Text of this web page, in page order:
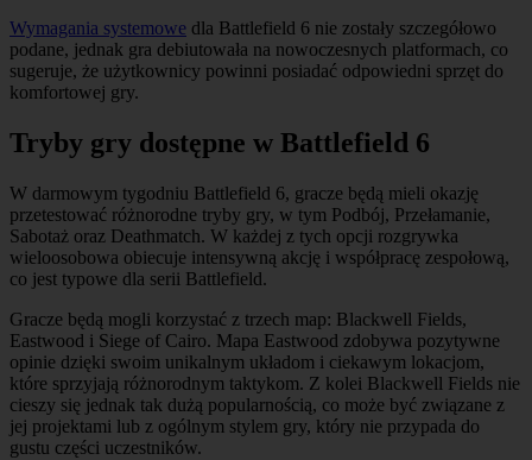
Wymagania systemowe dla Battlefield 6 nie zostały szczegółowo
podane, jednak gra debiutowała na nowoczesnych platformach, co
sugeruje, że użytkownicy powinni posiadać odpowiedni sprzęt do
komfortowej gry.
Tryby gry dostępne w Battlefield 6
W darmowym tygodniu Battlefield 6, gracze będą mieli okazję
przetestować różnorodne tryby gry, w tym Podbój, Przełamanie,
Sabotaż oraz Deathmatch. W każdej z tych opcji rozgrywka
wieloosobowa obiecuje intensywną akcję i współpracę zespołową,
co jest typowe dla serii Battlefield.
Gracze będą mogli korzystać z trzech map: Blackwell Fields,
Eastwood i Siege of Cairo. Mapa Eastwood zdobywa pozytywne
opinie dzięki swoim unikalnym układom i ciekawym lokacjom,
które sprzyjają różnorodnym taktykom. Z kolei Blackwell Fields nie
cieszy się jednak tak dużą popularnością, co może być związane z
jej projektami lub z ogólnym stylem gry, który nie przypada do
gustu części uczestników.